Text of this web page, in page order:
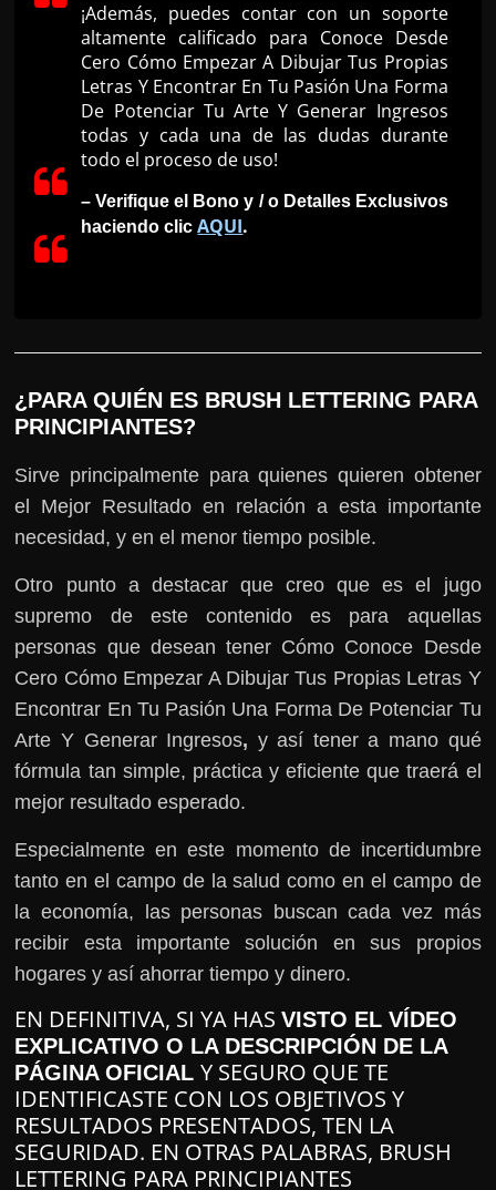
¡Además, puedes contar con un soporte
altamente calificado para Conoce Desde
Cero Cómo Empezar A Dibujar Tus Propias
Letras Y Encontrar En Tu Pasión Una Forma
De Potenciar Tu Arte Y Generar Ingresos
todas y cada una de las dudas durante
todo el proceso de uso!
– Verifique el Bono y / o Detalles Exclusivos
haciendo clic AQUI.
¿PARA QUIÉN ES BRUSH LETTERING PARA
PRINCIPIANTES?
Sirve principalmente para quienes quieren obtener
el Mejor Resultado en relación a esta importante
necesidad, y en el menor tiempo posible.
Otro punto a destacar que creo que es el jugo
supremo de este contenido es para aquellas
personas que desean tener Cómo Conoce Desde
Cero Cómo Empezar A Dibujar Tus Propias Letras Y
Encontrar En Tu Pasión Una Forma De Potenciar Tu
Arte Y Generar Ingresos, y así tener a mano qué
fórmula tan simple, práctica y eficiente que traerá el
mejor resultado esperado.
Especialmente en este momento de incertidumbre
tanto en el campo de la salud como en el campo de
la economía, las personas buscan cada vez más
recibir esta importante solución en sus propios
hogares y así ahorrar tiempo y dinero.
EN DEFINITIVA, SI YA HASVISTO EL VÍDEO
EXPLICATIVO O LA DESCRIPCIÓN DE LA
PÁGINA OFICIALY SEGURO QUE TE
IDENTIFICASTE CON LOS OBJETIVOS Y
RESULTADOS PRESENTADOS, TEN LA
SEGURIDAD. EN OTRAS PALABRAS, BRUSH
LETTERING PARA PRINCIPIANTES